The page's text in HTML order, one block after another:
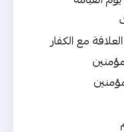
مع الكفار